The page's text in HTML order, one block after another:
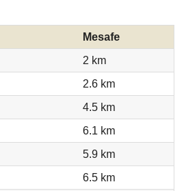
Mesafe
2 km
2.6 km
4.5 km
6.1 km
5.9 km
6.5 km